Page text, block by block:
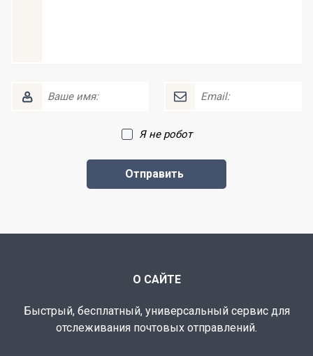
Я не робот
О САЙТЕ
Быстрый, бесплатный, универсальный сервис для
отслеживания почтовых отправлений.